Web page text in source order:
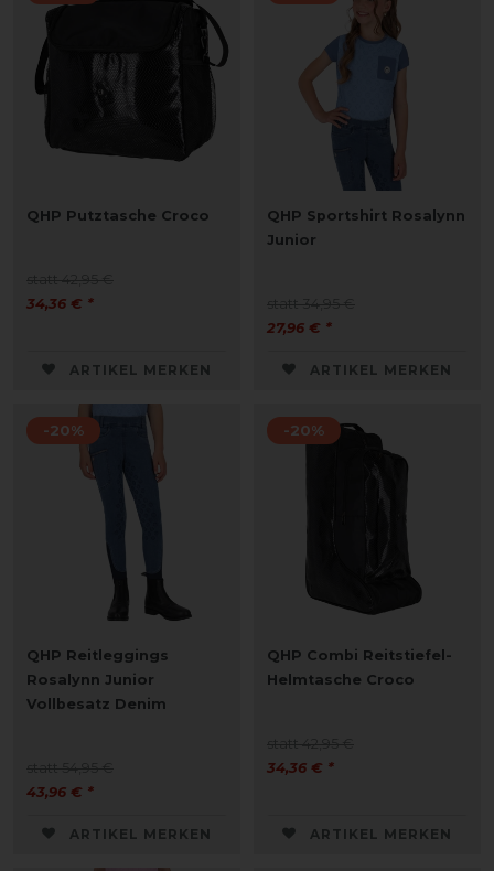
QHP Putztasche Croco
34,36 € *
ARTIKEL MERKEN
QHP Sportshirt Rosalynn
Junior
27,96 € *
ARTIKEL MERKEN
-20%
QHP Reitleggings
Rosalynn Junior
Vollbesatz Denim
43,96 € *
ARTIKEL MERKEN
-20%
QHP Combi Reitstiefel-
Helmtasche Croco
34,36 € *
ARTIKEL MERKEN